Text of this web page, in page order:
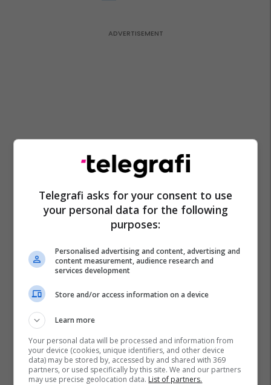
Telegrafi asks for your consent to use
your personal data for the following
purposes:
Personalised advertising and content, advertising and
content measurement, audience research and
services development
Store and/or access information on a device
Learn more
Your personal data will be processed and information from
your device (cookies, unique identifiers, and other device
data) may be stored by, accessed by and shared with 369
partners, or used specifically by this site. We and our partners
may use precise geolocation data. List of partners.